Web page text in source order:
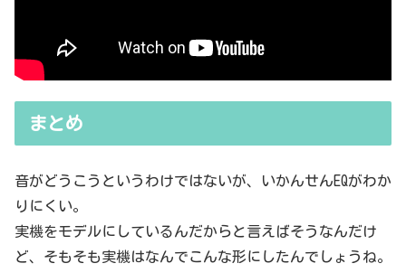
まとめ
音がどうこうというわけではないが、いかんせんEQがわか
りにくい。
実機をモデルにしているんだからと言えばそうなんだけ
ど、そもそも実機はなんでこんな形にしたんでしょうね。